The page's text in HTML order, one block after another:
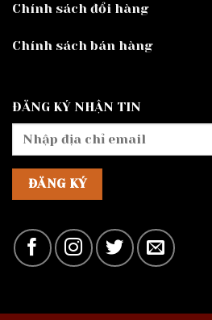
Chính sách đổi hàng
Chính sách bán hàng
ĐĂNG KÝ NHẬN TIN